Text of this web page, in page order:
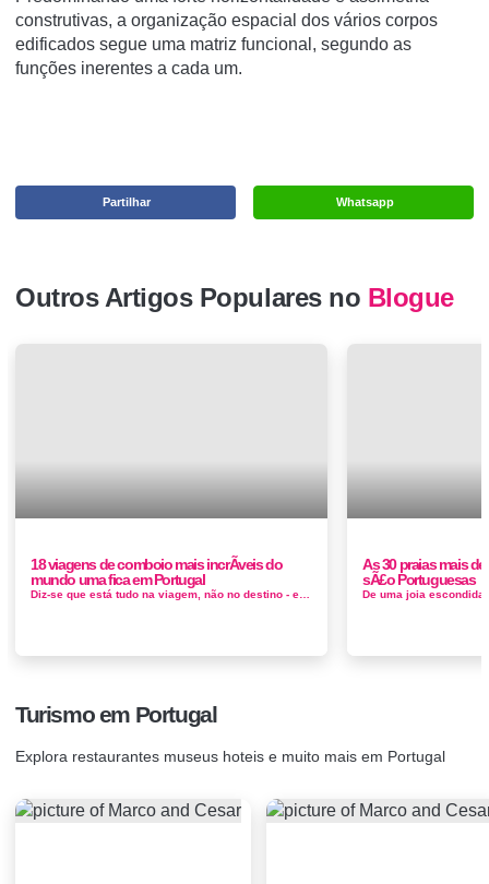
construtivas, a organização espacial dos vários corpos
edificados segue uma matriz funcional, segundo as
funções inerentes a cada um.
Whatsapp
Partilhar
Outros Artigos Populares no Blogue
18 viagens de comboio mais incrÃ­veis do
mundo uma fica em Portugal
As 30 praias mais
sÃ£o Portuguesas
Turismo em Portugal
Explora restaurantes museus hoteis e muito mais em Portugal